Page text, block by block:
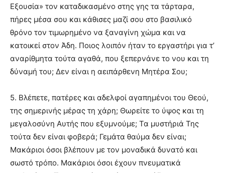
Εξουσία» τον καταδικασμένο στης γης τα τάρταρα,
πήρες μέσα σου και κάθισες μαζί σου στο βασιλικό
θρόνο τον τιμωρημένο να ξαναγίνη χώμα και να
κατοικεί στον Άδη. Ποιος λοιπόν ήταν το εργαστήρι για τ’
αναρίθμητα τούτα αγαθά, που ξεπερνάνε το νου και τη
δύναμή του; Δεν είναι η αειπάρθενη Μητέρα Σου;
5. Βλέπετε, πατέρες και αδελφοί αγαπημένοι του Θεού,
της σημερινής μέρας τη χάρη; Θωρείτε το ύψος και τη
μεγαλοσύνη Αυτής που εξυμνούμε; Τα μυστήριά Της
τούτα δεν είναι φοβερά; Γεμάτα θαύμα δεν είναι;
Μακάριοι όσοι βλέπουν με τον μοναδικά δυνατό και
σωστό τρόπο. Μακάριοι όσοι έχουν πνευματικά